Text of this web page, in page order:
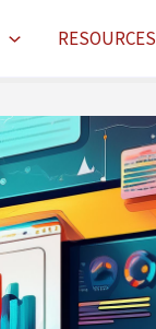
RESOURCES